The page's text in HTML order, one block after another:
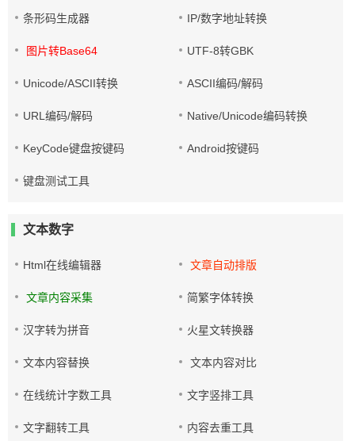
条形码生成器 IP/数字地址转换
图片转Base64 UTF-8转GBK
Unicode/ASCII转换 ASCII编码/解码
URL编码/解码 Native/Unicode编码转换
KeyCode键盘按键码 Android按键码
键盘测试工具
文本数字
Html在线编辑器 文章自动排版
文章内容采集 简繁字体转换
汉字转为拼音 火星文转换器
文本内容替换 文本内容对比
在线统计字数工具 文字竖排工具
文字翻转工具 内容去重工具